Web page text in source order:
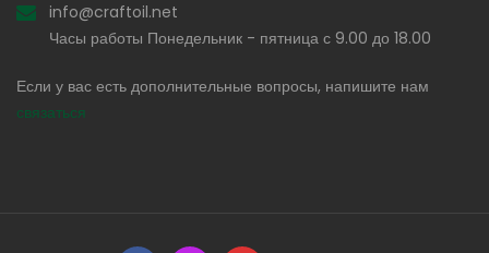
info@craftoil.net
Часы работы Понедельник - пятница с 9.00 до 18.00
Если у вас есть дополнительные вопросы, напишите нам
связаться